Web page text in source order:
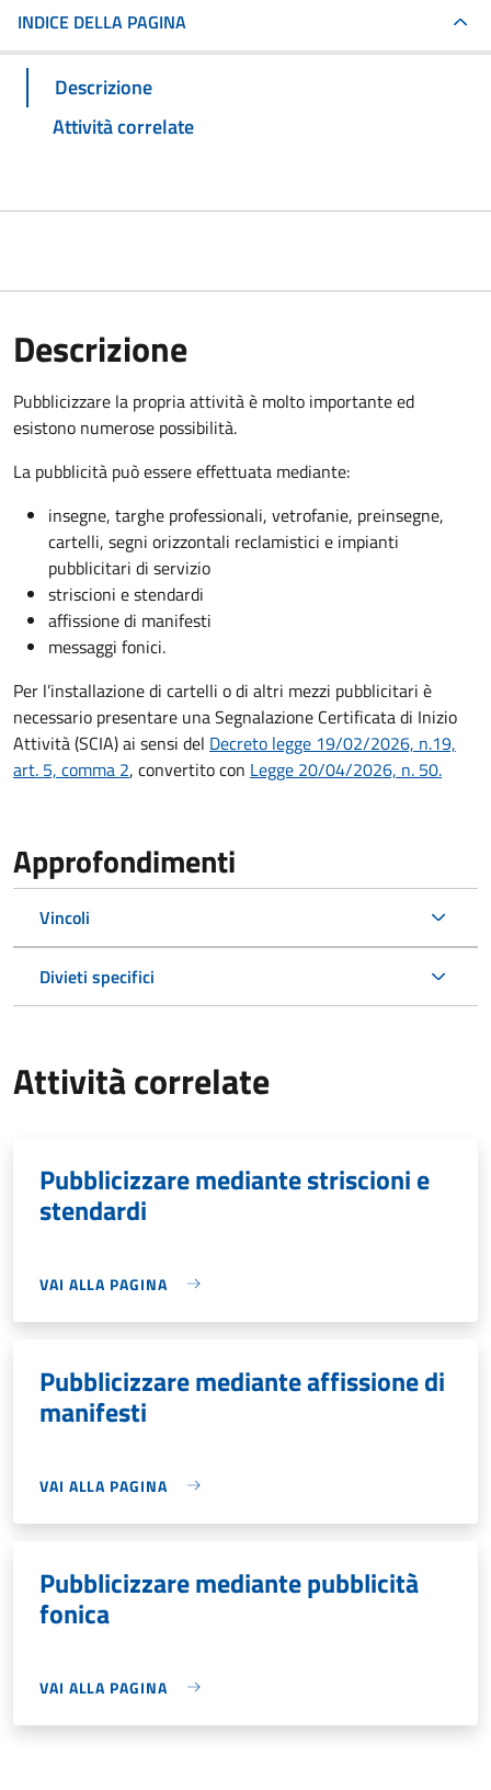
INDICE DELLA PAGINA
Descrizione
Attività correlate
Descrizione
Pubblicizzare la propria attività è molto importante ed
esistono numerose possibilità.
La pubblicità può essere effettuata mediante:
insegne, targhe professionali, vetrofanie, preinsegne,
cartelli, segni orizzontali reclamistici e impianti
pubblicitari di servizio
striscioni e stendardi
affissione di manifesti
messaggi fonici.
Per l’installazione di cartelli o di altri mezzi pubblicitari è
necessario presentare una Segnalazione Certificata di Inizio
Attività (SCIA) ai sensi del Decreto legge 19/02/2026, n.19,
art. 5, comma 2, convertito con Legge 20/04/2026, n. 50.
Approfondimenti
Vincoli
Divieti specifici
Attività correlate
Pubblicizzare mediante striscioni e
stendardi
VAI ALLA PAGINA
Pubblicizzare mediante affissione di
manifesti
VAI ALLA PAGINA
Pubblicizzare mediante pubblicità
fonica
VAI ALLA PAGINA